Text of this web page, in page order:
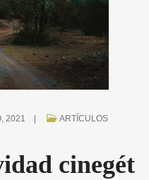
2021 ARTÍCULOS
cinegét